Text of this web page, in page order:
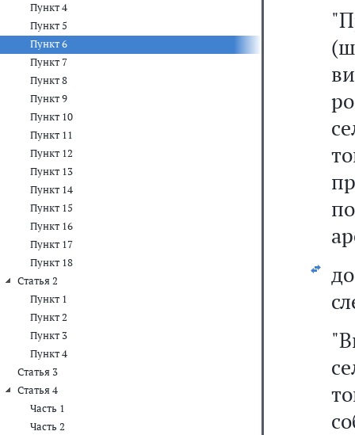
Пункт 4
Пункт 5
Пункт 6
Пункт 7
Пункт 8
Пункт 9
Пункт 10
Пункт 11
Пункт 12
Пункт 13
Пункт 14
Пункт 15
Пункт 16
Пункт 17
Пункт 18
Статья 2
Пункт 1
Пункт 2
Пункт 3
Пункт 4
Статья 3
Статья 4
Часть 1
Часть 2